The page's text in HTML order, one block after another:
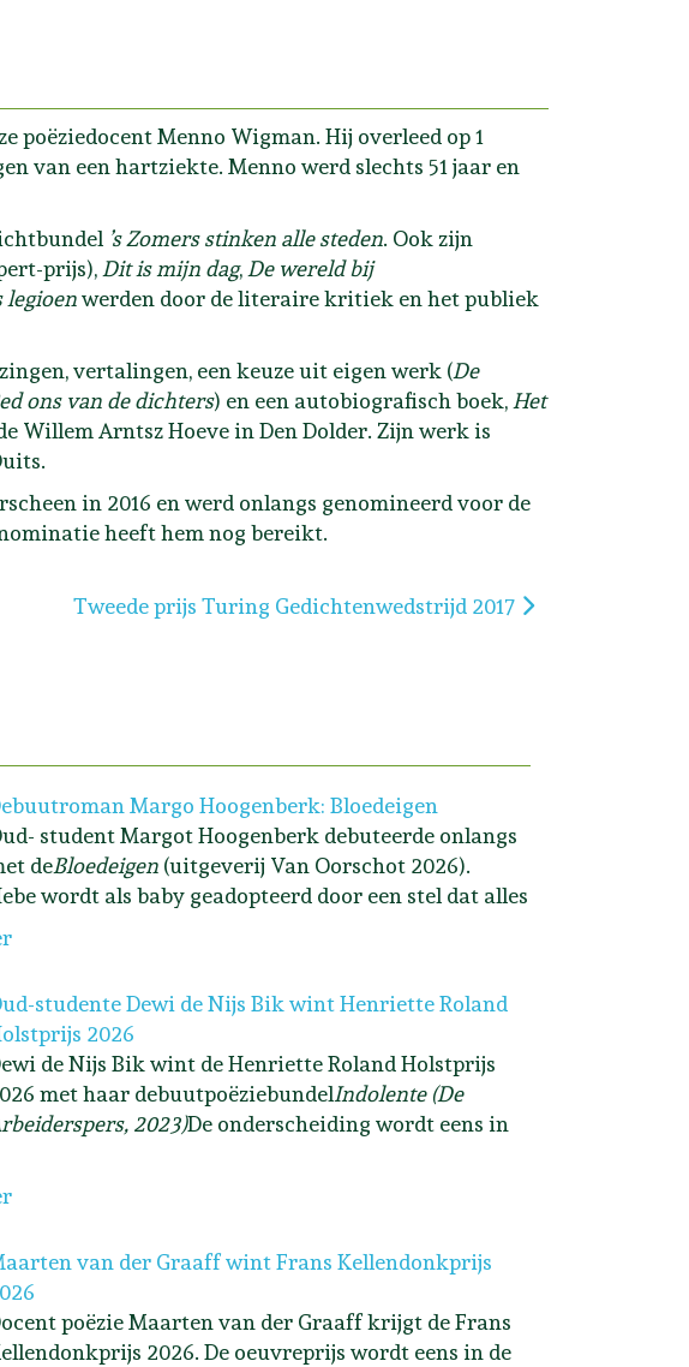
Menno Wigman. Hij overleed op 1
van een hartziekte. Menno werd slechts 51 jaar en
’s Zomers stinken alle steden. Ook zijn
prijs), Dit is mijn dag, De wereld bij
legioenwerden door de literaire kritiek en het publiek
vertalingen, een keuze uit eigen werk (De
ons van de dichters) en een autobiografisch boek, Het
Willem Arntsz Hoeve in Den Dolder. Zijn werk is
in 2016 en werd onlangs genomineerd voor de
heeft hem nog bereikt.
Volgende artikel: Tweede prijs Turing Gedichtenwedstrijd 2017
Tweede prijs Turing Gedichtenwedstrijd 2017
Margo Hoogenberk: Bloedeigen
student Margot Hoogenberk debuteerde onlangs
deBloedeigen (uitgeverij Van Oorschot 2026).
wordt als baby geadopteerd door een stel dat alles
studente Dewi de Nijs Bik wint Henriette Roland
2026
de Nijs Bik wint de Henriette Roland Holstprijs
met haar debuutpoëziebundelIndolente (De
2023)De onderscheiding wordt eens in
van der Graaff wint Frans Kellendonkprijs
poëzie Maarten van der Graaff krijgt de Frans
2026. De oeuvreprijs wordt eens in de